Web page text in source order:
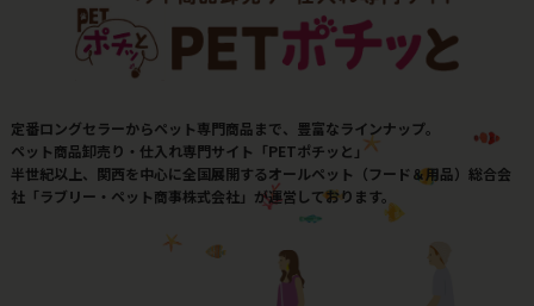
定番ロングセラーからペット専門商品まで、豊富なラインナップ。
ペット商品卸売り・仕入れ専門サイト「PETポチッと」
半世紀以上、関西を中心に全国展開するオールペット（フード＆用品）総合会
社「ラブリー・ペット商事株式会社」が運営しております。